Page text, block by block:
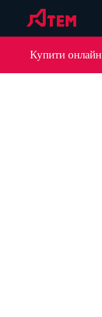
Купити онлайн